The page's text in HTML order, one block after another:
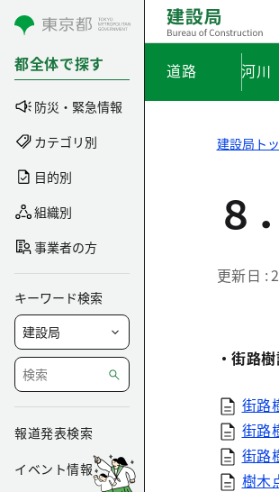
コンテンツにスキップ
都全体で探す
防災・緊急情報
カテゴリ別
目的別
組織別
事業者の方
キーワード検索
報道発表検索
イベント情報
道路 河川
建設局ト
８
更新日
・街路
街路
街路
街路
樹木